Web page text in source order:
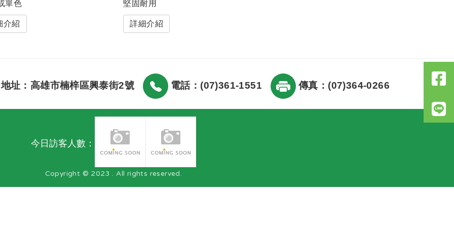
單色
介紹
堅固耐用
詳細介紹
地址：高雄市楠梓區興泰街2號 電話：(07)361-1551 傳真：(07)364-0266
今日訪客人數：
Copyright © 2023 . All rights reserved.